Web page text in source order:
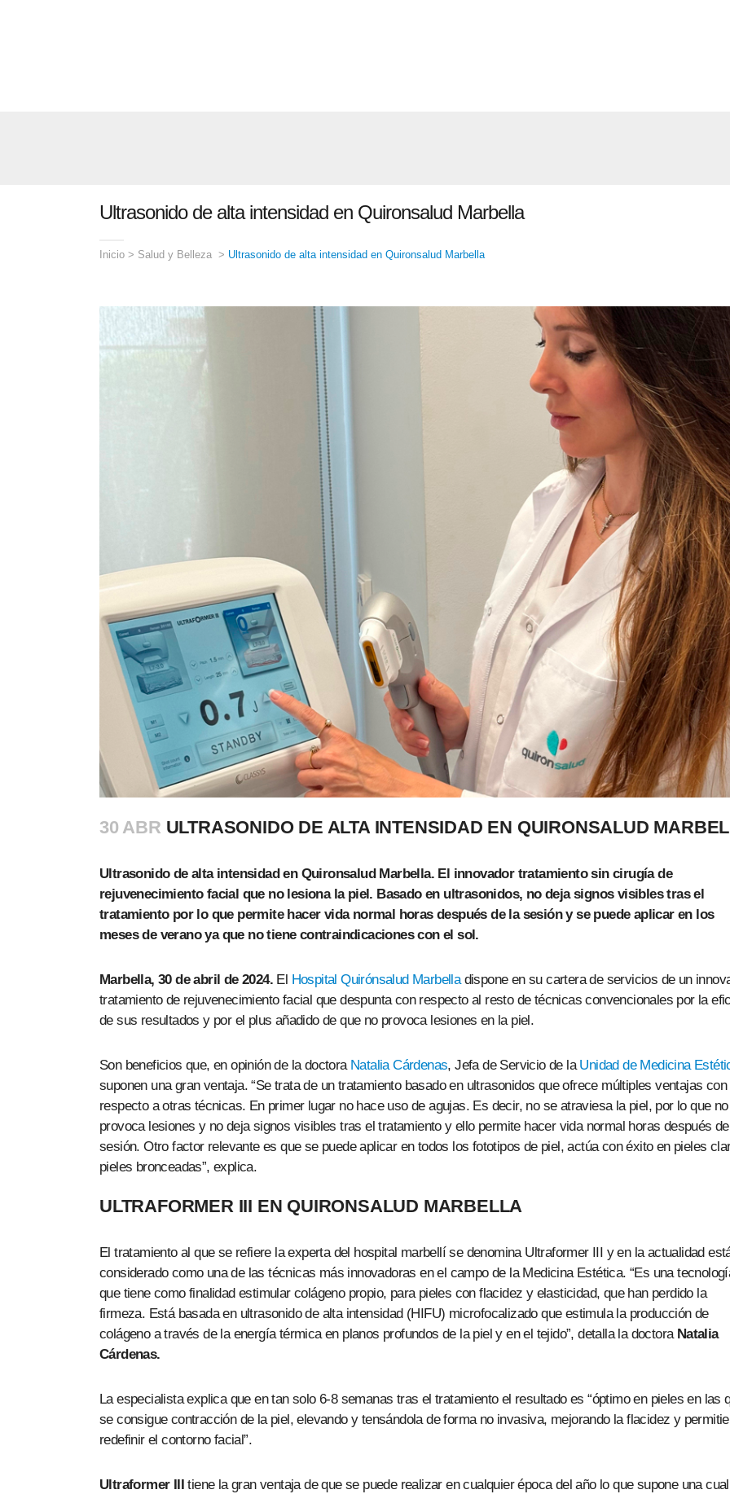
Ultrasonido de alta intensidad en Quironsalud Marbella
Inicio > Salud y Belleza > Ultrasonido de alta intensidad en Quironsalud Marbella
30 ABR ULTRASONIDO DE ALTA INTENSIDAD EN QUIRONSALUD
Ultrasonido de alta intensidad en Quironsalud Marbella. El innovador tratamiento sin cirugía de
rejuvenecimiento facial que no lesiona la piel. Basado en ultrasonidos, no deja signos visibles tras el
tratamiento por lo que permite hacer vida normal horas después de la sesión y se puede aplicar en los
meses de verano ya que no tiene contraindicaciones con el sol.
Marbella, 30 de abril de 2024. El Hospital Quirónsalud Marbelladispone en su cartera de servicios de un
tratamiento de rejuvenecimiento facial que despunta con respecto al resto de técnicas convencionales por la
de sus resultados y por el plus añadido de que no provoca lesiones en la piel.
Son beneficios que, en opinión de la doctora Natalia Cárdenas, Jefa de Servicio de laUnidad de Medicina
suponen una gran ventaja. “Se trata de un tratamiento basado en ultrasonidos que ofrece múltiples ventajas con
respecto a otras técnicas. En primer lugar no hace uso de agujas. Es decir, no se atraviesa la piel, por lo que no
provoca lesiones y no deja signos visibles tras el tratamiento y ello permite hacer vida normal horas después
sesión. Otro factor relevante es que se puede aplicar en todos los fototipos de piel, actúa con éxito en pieles
pieles bronceadas”, explica.
ULTRAFORMER III EN QUIRONSALUD MARBELLA
El tratamiento al que se refiere la experta del hospital marbellí se denomina Ultraformer III y en la actualidad
considerado como una de las técnicas más innovadoras en el campo de la Medicina Estética. “Es una
que tiene como finalidad estimular colágeno propio, para pieles con flacidez y elasticidad, que han perdido la
firmeza. Está basada en ultrasonido de alta intensidad (HIFU) microfocalizado que estimula la producción de
colágeno a través de la energía térmica en planos profundos de la piel y en el tejido”, detalla la doctora Natalia
Cárdenas.
La especialista explica que en tan solo 6-8 semanas tras el tratamiento el resultado es “óptimo en pieles en las
se consigue contracción de la piel, elevando y tensándola de forma no invasiva, mejorando la flacidez y
redefinir el contorno facial”.
Ultraformer III
tiene la gran ventaja de que se puede realizar en cualquier época del año lo que supone una